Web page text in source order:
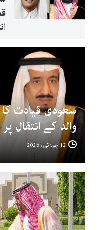
سعودی قیادت
والد کے انتقال
12 جولائی ، 2026